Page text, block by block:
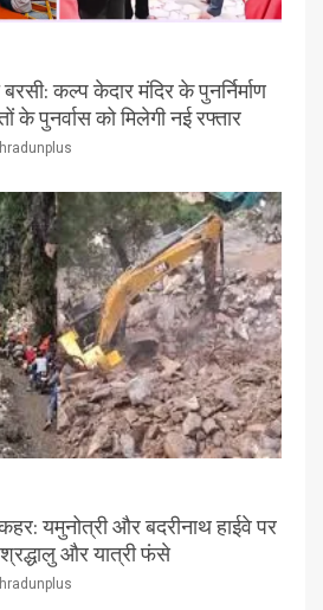
कल्प केदार मंदिर के पुनर्निर्माण
के पुनर्वास को मिलेगी नई रफ्तार
यमुनोत्री और बदरीनाथ हाईवे पर
और यात्री फंसे